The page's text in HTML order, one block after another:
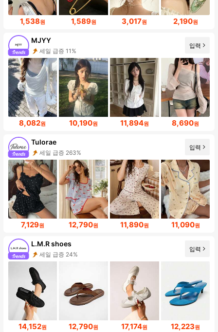
1,538원 1,589원 3,017원 2,190원
MJYY
세일 급증 11%
입력
8,082원 10,190원 11,894원 8,690원
Tulorae
세일 급증 263%
입력
7,129원 12,790원 11,890원 11,090원
L.M.R shoes
세일 급증 24%
입력
14,152원 12,790원 17,174원 12,223원